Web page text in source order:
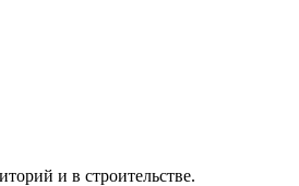
и в строительстве.